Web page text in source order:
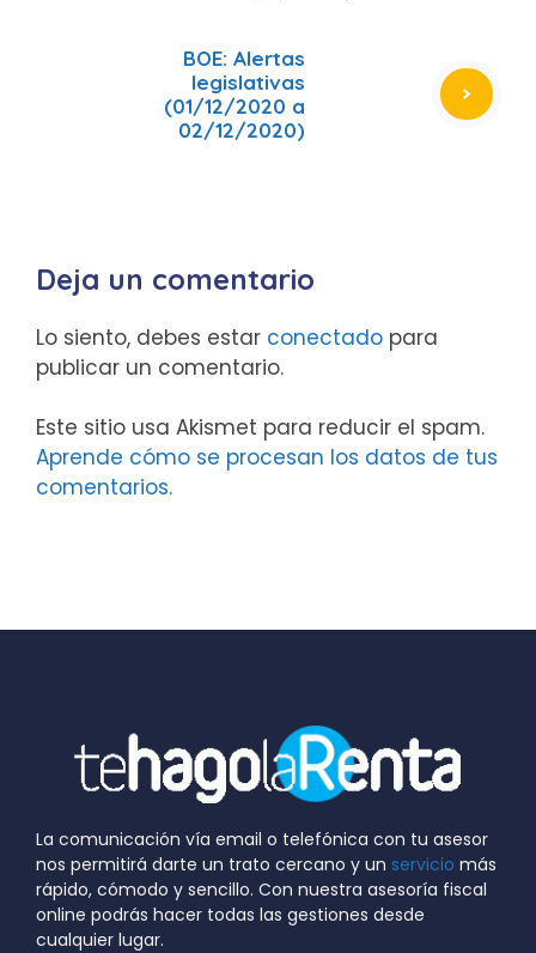
BOE: Alertas
legislativas
(01/12/2020 a
02/12/2020)
Deja un comentario
Lo siento, debes estar conectado para
publicar un comentario.
Este sitio usa Akismet para reducir el spam.
Aprende cómo se procesan los datos de tus
comentarios.
La comunicación vía email o telefónica con tu asesor
nos permitirá darte un trato cercano y un servicio más
rápido, cómodo y sencillo. Con nuestra asesoría fiscal
online podrás hacer todas las gestiones desde
cualquier lugar.